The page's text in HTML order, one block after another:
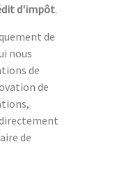
d'impôt.
de
nous
de
de
de